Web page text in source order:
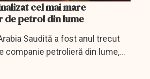
cel mai mare
petrol din lume
Saudită a fost anul trecut
companie petrolieră din lume,
Dhabi National Oil Company